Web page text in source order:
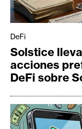
DeFi
Solstice
acciones
DeFi sobre